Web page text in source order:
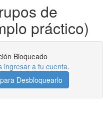
de
práctico)
Bloqueado
ingresar a tu cuenta.
Desbloquearlo